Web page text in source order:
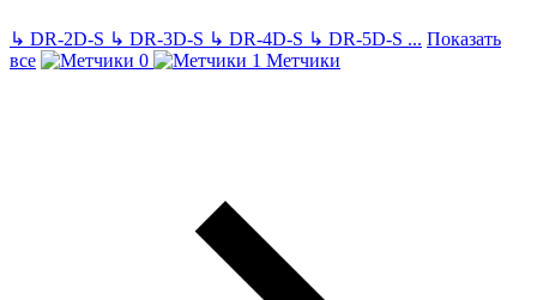
↳ DR-2D-S ↳ DR-3D-S ↳ DR-4D-S ↳ DR-5D-S ... Показать
все
Метчики